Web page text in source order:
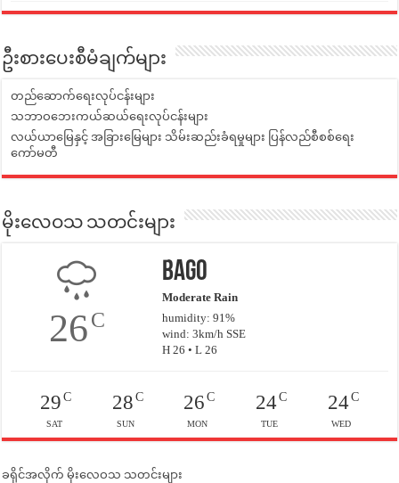
ဦးစားပေးစီမံချက်များ
တည်ဆောက်ရေးလုပ်ငန်းများ
သဘာဝဘေးကယ်ဆယ်ရေးလုပ်ငန်းများ
လယ်ယာမြေနှင့် အခြားမြေများ သိမ်းဆည်းခံရမှုများ ပြန်လည်စီစစ်ရေး
ကော်မတီ
မိုးလေဝသ သတင်းများ
26C
Bago
Moderate Rain
humidity: 91%
wind: 3km/h SSE
H 26 • L 26
29C
SAT
28C
SUN
26 C
MON
24C
TUE
24C
WED
ခရိုင်အလိုက် မိုးလေဝသ သတင်းများ